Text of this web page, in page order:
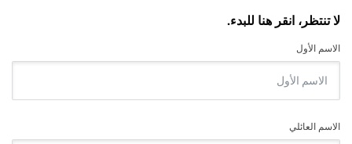
لا تنتظر، انقر هنا للبدء.
الاسم الأول
الاسم العائلي